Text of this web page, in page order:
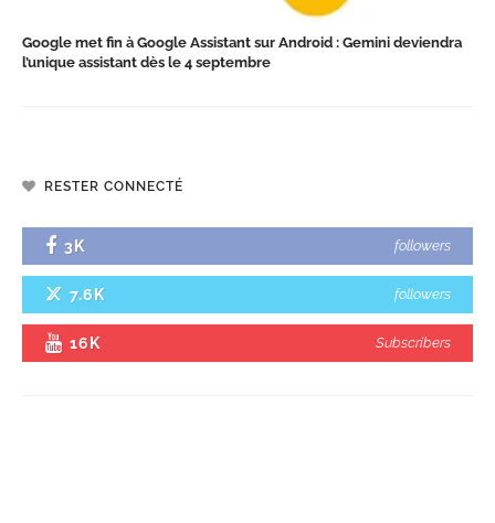
Google met fin à Google Assistant sur Android : Gemini deviendra
l’unique assistant dès le 4 septembre
RESTER CONNECTÉ
3K followers
7.6K followers
16K Subscribers